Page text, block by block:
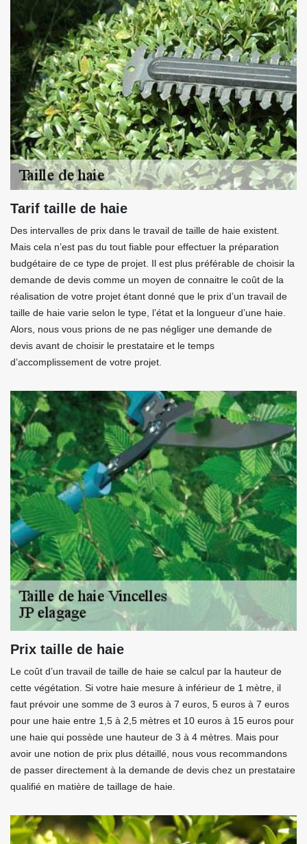
Tarif taille de haie
Des intervalles de prix dans le travail de taille de haie existent.
Mais cela n’est pas du tout fiable pour effectuer la préparation
budgétaire de ce type de projet. Il est plus préférable de choisir la
demande de devis comme un moyen de connaitre le coût de la
réalisation de votre projet étant donné que le prix d’un travail de
taille de haie varie selon le type, l’état et la longueur d’une haie.
Alors, nous vous prions de ne pas négliger une demande de
devis avant de choisir le prestataire et le temps
d’accomplissement de votre projet.
Prix taille de haie
Le coût d’un travail de taille de haie se calcul par la hauteur de
cette végétation. Si votre haie mesure à inférieur de 1 mètre, il
faut prévoir une somme de 3 euros à 7 euros, 5 euros à 7 euros
pour une haie entre 1,5 à 2,5 mètres et 10 euros à 15 euros pour
une haie qui possède une hauteur de 3 à 4 mètres. Mais pour
avoir une notion de prix plus détaillé, nous vous recommandons
de passer directement à la demande de devis chez un prestataire
qualifié en matière de taillage de haie.